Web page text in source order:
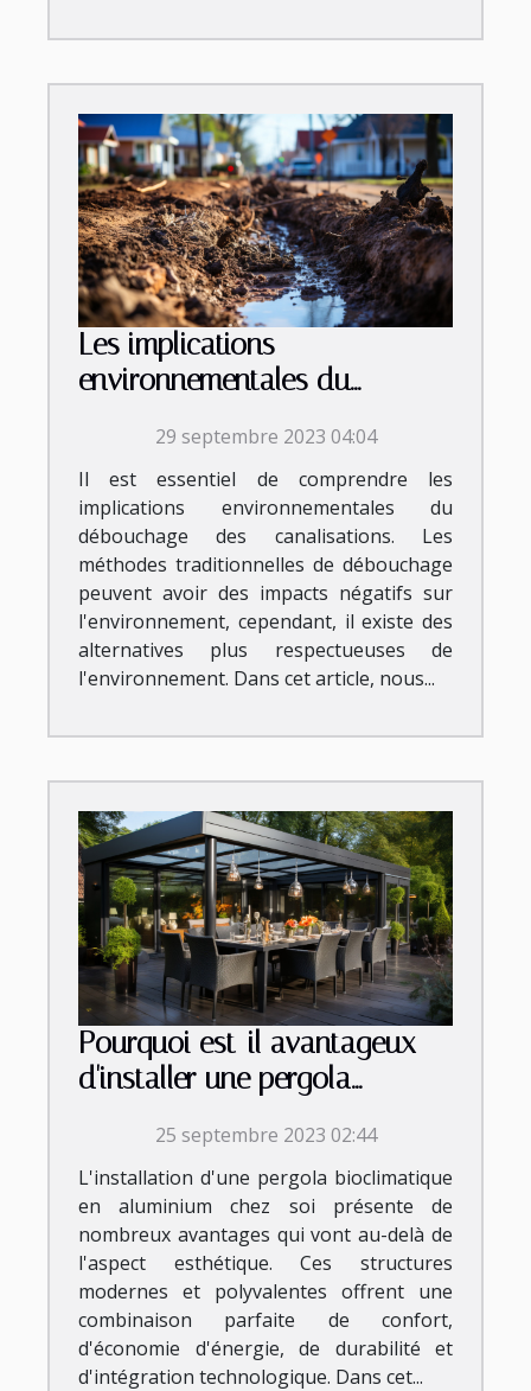
Les implications
environnementales du
canalisations
29 septembre 2023 04:04
Il est essentiel de comprendre les
implications environnementales du
débouchage des canalisations. Les
méthodes traditionnelles de débouchage
peuvent avoir des impacts négatifs sur
l'environnement, cependant, il existe des
alternatives plus respectueuses de
l'environnement. Dans cet article, nous...
Pourquoi est-il avantageux
d'installer une pergola
25 septembre 2023 02:44
L'installation d'une pergola bioclimatique
en aluminium chez soi présente de
nombreux avantages qui vont au-delà de
l'aspect esthétique. Ces structures
modernes et polyvalentes offrent une
combinaison parfaite de confort,
d'économie d'énergie, de durabilité et
d'intégration technologique. Dans cet...